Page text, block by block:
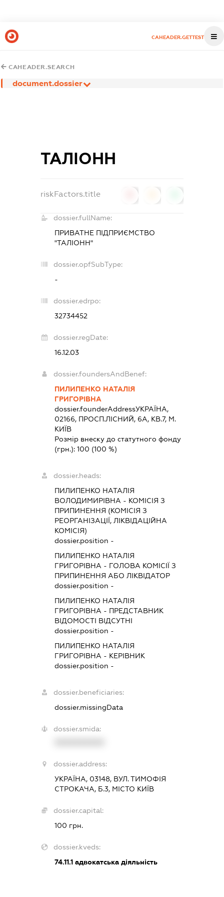
CAHEADER.GETTEST
CAHEADER.SEARCH
document.dossier
ТАЛІОНН
riskFactors.title
dossier.fullName:
ПРИВАТНЕ ПІДПРИЄМСТВО
"ТАЛІОНН"
dossier.opfSubType:
-
dossier.edrpo:
32734452
dossier.regDate:
16.12.03
dossier.foundersAndBenef:
ПИЛИПЕНКО НАТАЛІЯ
ГРИГОРІВНА
dossier.founderAddressУКРАЇНА,
02166, ПРОСП.ЛІСНИЙ, 6А, КВ.7, М.
КИЇВ
Розмір внеску до статутного фонду
(грн.):100 (100 %)
dossier.heads:
ПИЛИПЕНКО НАТАЛІЯ
ВОЛОДИМИРІВНА - КОМІСІЯ З
ПРИПИНЕННЯ (КОМІСІЯ З
РЕОРГАНІЗАЦІЇ, ЛІКВІДАЦІЙНА
КОМІСІЯ)
dossier.position -
ПИЛИПЕНКО НАТАЛІЯ
ГРИГОРІВНА - ГОЛОВА КОМІСІЇ З
ПРИПИНЕННЯ АБО ЛІКВІДАТОР
dossier.position -
ПИЛИПЕНКО НАТАЛІЯ
ГРИГОРІВНА - ПРЕДСТАВНИК
ВІДОМОСТІ ВІДСУТНІ
dossier.position -
ПИЛИПЕНКО НАТАЛІЯ
ГРИГОРІВНА - КЕРІВНИК
dossier.position -
dossier.beneficiaries:
dossier.missingData
dossier.smida:
dossier.address:
УКРАЇНА, 03148, ВУЛ. ТИМОФІЯ
СТРОКАЧА, Б.3, МІСТО КИЇВ
dossier.capital:
100 грн.
dossier.kveds:
74.11.1 адвокатська діяльність